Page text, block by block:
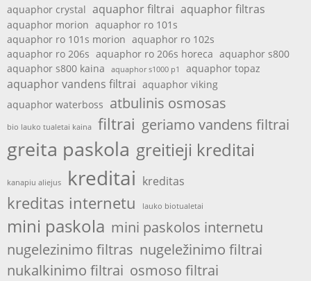
aquaphor crystal aquaphor filtrai aquaphor filtras
aquaphor morion aquaphor ro 101s
aquaphor ro 101s morion aquaphor ro 102s
aquaphor ro 206s aquaphor ro 206s horeca aquaphor s800
aquaphor s800 kaina
aquaphor s1000 p1 aquaphor topaz
aquaphor vandens filtrai aquaphor viking
aquaphor waterboss atbulinis osmosas
bio lauko tualetai kaina filtrai geriamo vandens filtrai
greita paskola greitieji kreditai
kanapiu aliejus kreditai kreditas
kreditas internetu lauko biotualetai
mini paskola mini paskolos internetu
nugelezinimo filtras nugeležinimo filtrai
nukalkinimo filtrai osmoso filtrai